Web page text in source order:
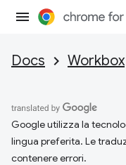
Docs Workbox
Google utilizza la
lingua preferita. Le
contenere errori.